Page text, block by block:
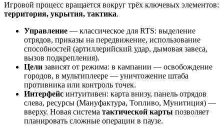
Игровой процесс вращается вокруг трёх ключевых элементов:
территория, укрытия, тактика.
Управление — классическое для RTS: выделение
отрядов, приказы на передвижение, использование
способностей (артиллерийский удар, дымовая завеса,
вызов подкрепления).
Цели зависят от режима: в кампании — освобождение
городов, в мультиплеере — уничтожение штаба
противника или контроль точек.
Интерфейс интуитивен: карта внизу, панель отрядов
слева, ресурсы (Мануфактура, Топливо, Мунитиция) —
вверху. Новая система тактической карты позволяет
планировать сложные операции в паузе.